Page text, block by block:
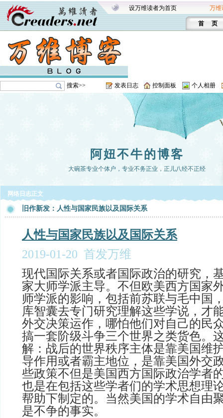
设万维读者为首页 万维
首 页
搜索>> 发表日志 控制面板 个人相册
阿妞不牛的博客
大碗茶专业个体户，专业不务正业，正儿八经不正经
网络日志正文
旧作新发：人性与国家民族以及国际关系
人性与国家民族以及国际关系
2019-01-20 首发万维
现代国际关系或者国际政治的研究，
家大师学派主导。不但欧美西方国家
师学派的影响，包括前苏联与毛中国
库智囊去专门研究理解这些学说，才
外交决策运作，哪怕他们对自己的民
搞一套阶级斗争三个世界之类货色。
解：战后的世界秩序主体是靠美国维
导作用或者霸主地位，是靠美国外交
些政策不但是美国西方国际政治学者
也是在包括这些学者们的学术思想理
帮助下制定的。当然美国的学术自由
是不争的事实。